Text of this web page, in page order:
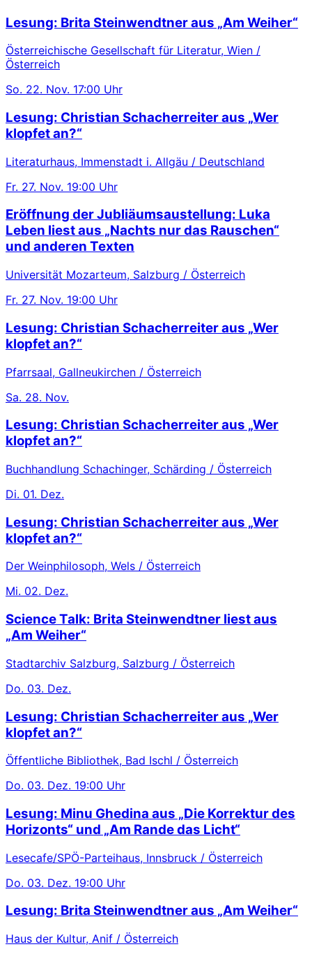
Lesung: Brita Steinwendtner aus „Am Weiher“
Österreichische Gesellschaft für Literatur, Wien /
Österreich
So. 22. Nov. 17:00 Uhr
Lesung: Christian Schacherreiter aus „Wer
klopfet an?“
Literaturhaus, Immenstadt i. Allgäu / Deutschland
Fr. 27. Nov. 19:00 Uhr
Eröffnung der Jubliäumsaustellung: Luka
Leben liest aus „Nachts nur das Rauschen“
und anderen Texten
Universität Mozarteum, Salzburg / Österreich
Fr. 27. Nov. 19:00 Uhr
Lesung: Christian Schacherreiter aus „Wer
klopfet an?“
Pfarrsaal, Gallneukirchen / Österreich
Sa. 28. Nov.
Lesung: Christian Schacherreiter aus „Wer
klopfet an?“
Buchhandlung Schachinger, Schärding / Österreich
Di. 01. Dez.
Lesung: Christian Schacherreiter aus „Wer
klopfet an?“
Der Weinphilosoph, Wels / Österreich
Mi. 02. Dez.
Science Talk: Brita Steinwendtner liest aus
„Am Weiher“
Stadtarchiv Salzburg, Salzburg / Österreich
Do. 03. Dez.
Lesung: Christian Schacherreiter aus „Wer
klopfet an?“
Öffentliche Bibliothek, Bad Ischl / Österreich
Do. 03. Dez. 19:00 Uhr
Lesung: Minu Ghedina aus „Die Korrektur des
Horizonts“ und „Am Rande das Licht“
Lesecafe/SPÖ-Parteihaus, Innsbruck / Österreich
Do. 03. Dez. 19:00 Uhr
Lesung: Brita Steinwendtner aus „Am Weiher“
Haus der Kultur, Anif / Österreich